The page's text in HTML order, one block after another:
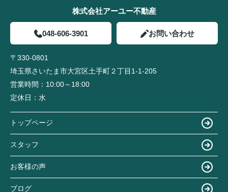
株式会社アーユー不動産
048-606-3901 お問い合わせ
〒330-0801
埼玉県さいたま市大宮区土手町２丁目1-1-205
営業時間： 10:00～18:00
定休日： 水
トップページ
スタッフ
お客様の声
ブログ